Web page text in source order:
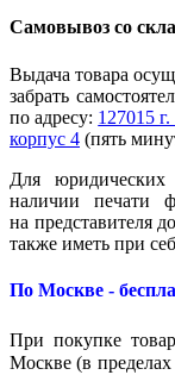
Самовывоз со
Выдача товара
забрать
по адресу: 127015
корпус 4 (пять
Для
наличии печати
на представителя
также иметь при
По Москве -
При покупке
Москве (в